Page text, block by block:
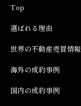
Top
選ばれる理由
世界の不動産売買情報
海外の成約事例
国内の成約事例